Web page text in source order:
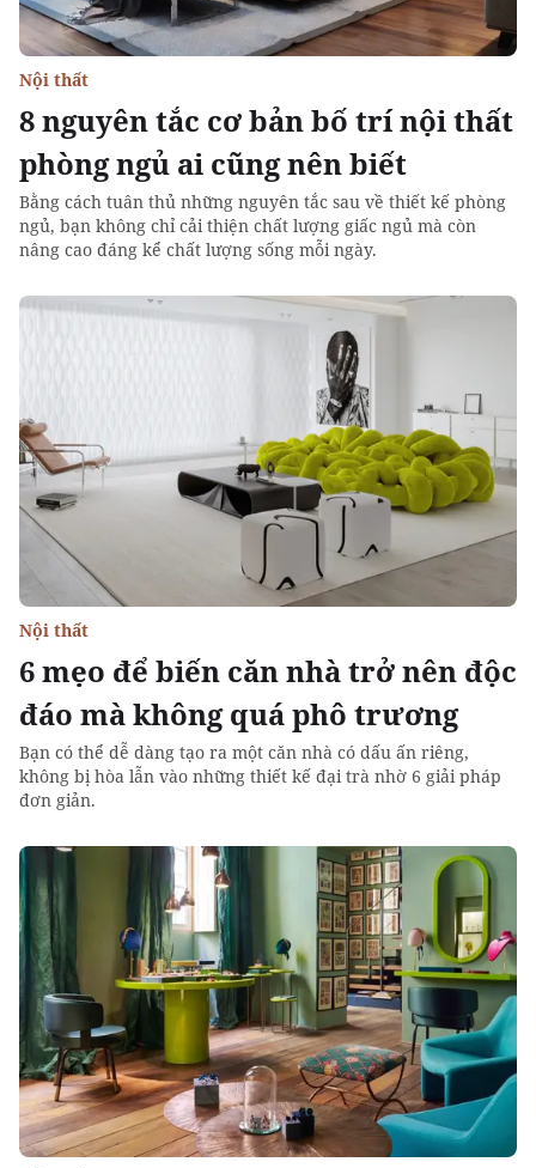
8 nguyên tắc cơ bản bố trí nội thất
phòng ngủ ai cũng nên biết
Nội thất
Bằng cách tuân thủ những nguyên tắc sau về thiết kế phòng
ngủ, bạn không chỉ cải thiện chất lượng giấc ngủ mà còn
nâng cao đáng kể chất lượng sống mỗi ngày.
6 mẹo để biến căn nhà trở nên độc
đáo mà không quá phô trương
Nội thất
Bạn có thể dễ dàng tạo ra một căn nhà có dấu ấn riêng,
không bị hòa lẫn vào những thiết kế đại trà nhờ 6 giải pháp
đơn giản.